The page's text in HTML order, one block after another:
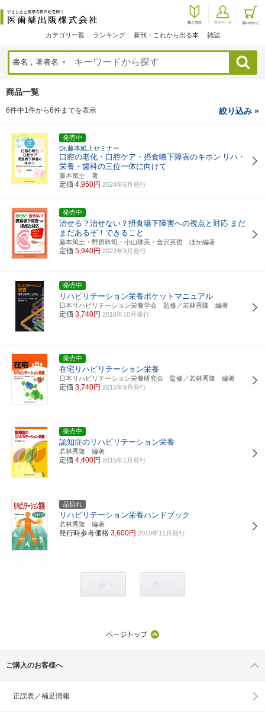
カテゴリ一覧 ランキング 新刊・これから出る本 雑誌
検索
商品一覧
6件中1件から6件までを表示 絞り込み »
発売中
Dr.藤本紙上セミナー
口腔の老化・口腔ケア・摂食嚥下障害のキホン リハ・
栄養・歯科の三位一体に向けて
藤本篤士 著
定価 4,950円 2024年6月発行
発売中
治せる？治せない？摂食嚥下障害への視点と対応 まだ
まだあるぞ！できること
藤本篤士・野原幹司・小山珠美・金沢英哲 ほか編著
定価 5,940円 2022年9月発行
発売中
リハビリテーション栄養ポケットマニュアル
日本リハビリテーション栄養学会 監修／若林秀隆 編著
定価 3,740円 2018年10月発行
発売中
在宅リハビリテーション栄養
日本リハビリテーション栄養研究会 監修／若林秀隆 編著
定価 3,740円 2015年9月発行
発売中
認知症のリハビリテーション栄養
若林秀隆 編著
定価 4,400円 2015年1月発行
品切れ
リハビリテーション栄養ハンドブック
若林秀隆 編著
発行時参考価格 3,600円 2010年11月発行
ご購入のお客様へ
正誤表／補足情報